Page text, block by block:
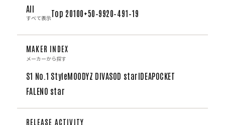
All
すべて表示Top 20100+50–9920–491–19
MAKER INDEX
メーカーから探す
S1 No.1 StyleMOODYZ DIVASOD starIDEAPOCKET
FALENO star
RELEASE ACTIVITY